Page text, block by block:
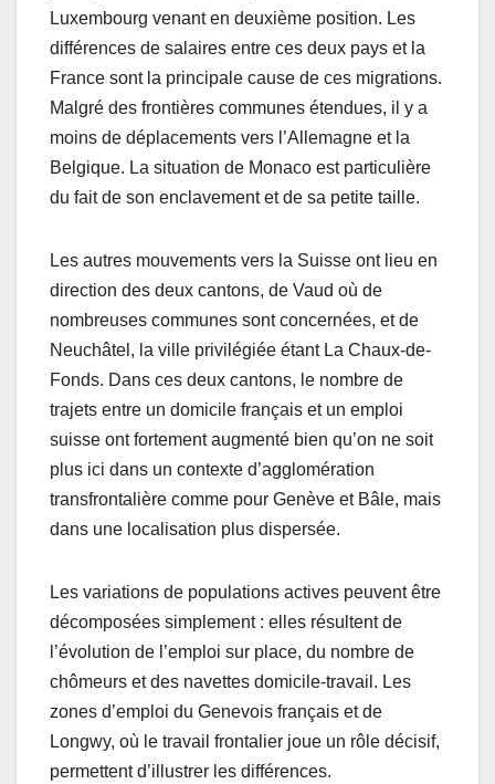
Luxembourg venant en deuxième position. Les
différences de salaires entre ces deux pays et la
France sont la principale cause de ces migrations.
Malgré des frontières communes étendues, il y a
moins de déplacements vers l’Allemagne et la
Belgique. La situation de Monaco est particulière
du fait de son enclavement et de sa petite taille.
Les autres mouvements vers la Suisse ont lieu en
direction des deux cantons, de Vaud où de
nombreuses communes sont concernées, et de
Neuchâtel, la ville privilégiée étant La Chaux-de-
Fonds. Dans ces deux cantons, le nombre de
trajets entre un domicile français et un emploi
suisse ont fortement augmenté bien qu’on ne soit
plus ici dans un contexte d’agglomération
transfrontalière comme pour Genève et Bâle, mais
dans une localisation plus dispersée.
Les variations de populations actives peuvent être
décomposées simplement : elles résultent de
l’évolution de l’emploi sur place, du nombre de
chômeurs et des navettes domicile-travail. Les
zones d’emploi du Genevois français et de
Longwy, où le travail frontalier joue un rôle décisif,
permettent d’illustrer les différences.